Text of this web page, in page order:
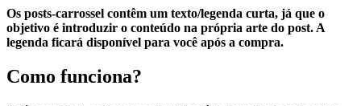
Os posts-carrossel contêm um texto/legenda curta, já que o
objetivo é introduzir o conteúdo na própria arte do post. A
legenda ficará disponível para você após a compra.
Como funciona?